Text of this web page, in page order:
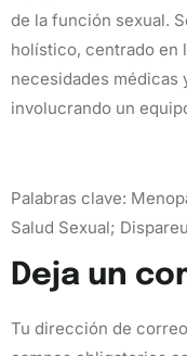
de la función sexual.
holístico, centrado en
necesidades médicas
involucrando un
Palabras clave:
Salud Sexual;
Deja un
Tu dirección de